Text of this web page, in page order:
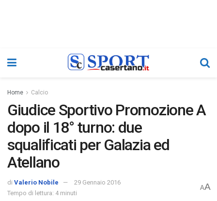
Home Calcio
Giudice Sportivo Promozione A
dopo il 18° turno: due
squalificati per Galazia ed
Atellano
di Valerio Nobile
29 Gennaio 2016
Tempo di lettura: 4 minuti
AA